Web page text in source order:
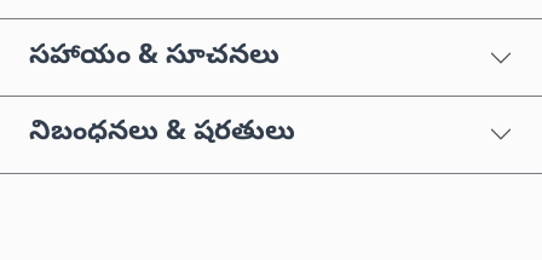
సహాయం & సూచనలు
నిబంధనలు & షరతులు